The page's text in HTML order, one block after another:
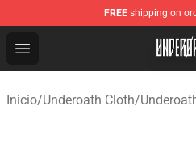
FREE shipping on
Open menu
Underoath Store - Official
Inicio/Underoath Cloth/